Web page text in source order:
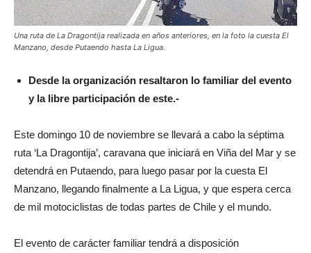
Una ruta de La Dragontija realizada en años anteriores, en la foto la cuesta El
Manzano, desde Putaendo hasta La Ligua.
Desde la organización resaltaron lo familiar del evento
y la libre participación de este.-
Este domingo 10 de noviembre se llevará a cabo la séptima
ruta ‘La Dragontija’, caravana que iniciará en Viña del Mar y se
detendrá en Putaendo, para luego pasar por la cuesta El
Manzano, llegando finalmente a La Ligua, y que espera cerca
de mil motociclistas de todas partes de Chile y el mundo.
El evento de carácter familiar tendrá a disposición